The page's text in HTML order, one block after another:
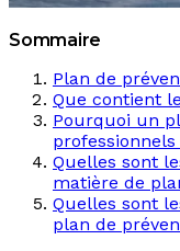
Sommaire
Plan de
Que contient
Pourquoi un
professionnels
Quelles sont
matière de
Quelles sont
plan de